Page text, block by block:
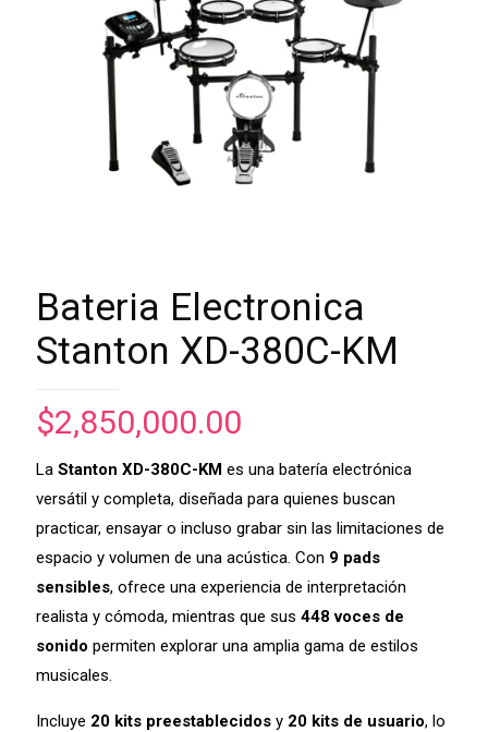
Bateria Electronica
Stanton XD-380C-KM
$2,850,000.00
La Stanton XD-380C-KM es una batería electrónica
versátil y completa, diseñada para quienes buscan
practicar, ensayar o incluso grabar sin las limitaciones de
espacio y volumen de una acústica. Con 9 pads
sensibles, ofrece una experiencia de interpretación
realista y cómoda, mientras que sus 448 voces de
sonido permiten explorar una amplia gama de estilos
musicales.
Incluye 20 kits preestablecidos y 20 kits de usuario, lo